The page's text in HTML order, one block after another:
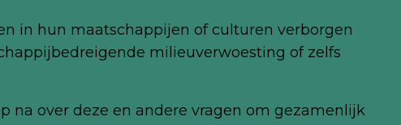
in hun maatschappijen of culturen verborgen
milieuverwoesting of zelfs
na over deze en andere vragen om gezamenlijk